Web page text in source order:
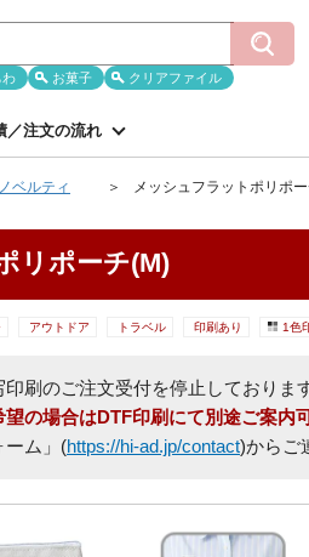
わ お菓子 クリアファイル
／注文の流れ
ベルティ メッシュフラットポリポ
リポーチ(M)
アウトドア トラベル 印刷あり 1色
刷のご注文受付を停止しております
の場合はDTF印刷にて別途ご案内
ーム」(https://hi-ad.jp/contact)からご